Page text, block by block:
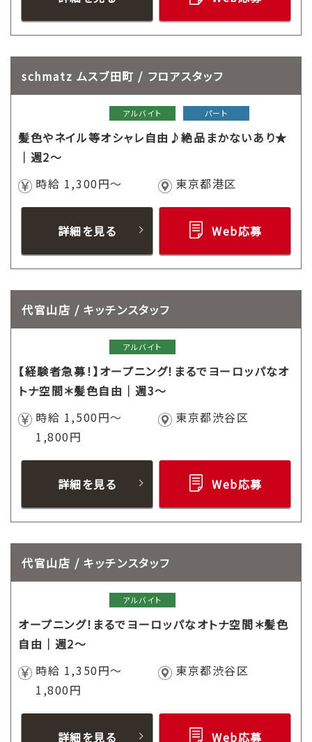
schmatz ムスブ田町 / フロアスタッフ
アルバイト パート
髪色やネイル等オシャレ自由♪絶品まかないあり★
｜週2～
時給 1,300円～
東京都港区
詳細を見る Web応募
代官山店 / キッチンスタッフ
アルバイト
【経験者急募！】オープニング！まるでヨーロッパなオ
トナ空間＊髪色自由｜週3～
時給 1,500円～
1,800円
東京都渋谷区
詳細を見る Web応募
代官山店 / キッチンスタッフ
アルバイト
オープニング！まるでヨーロッパなオトナ空間＊髪色
自由｜週2～
時給 1,350円～
1,800円
東京都渋谷区
詳細を見る Web応募